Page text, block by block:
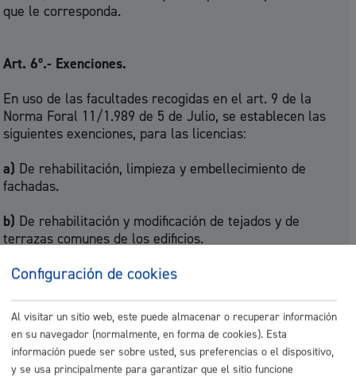
que le corresponda.
Art. 6º.- Exenciones.
En uso de las facultades recogidas en el art. 9 de la
Norma Foral 11/1.989 de 5 de Julio, se establecen las
siguientes exenciones, para las licencias:
a) De rehabilitación, limpieza y embellecimiento de
fachadas.
b) De rehabilitación y modificación de tejados y de
terrazas comunes de los edificios.
c)De instalación de ascensores en inmuebles
rampas, plataformas elevadoras, de elementos y
cualquier otra obra que sirva para salvar el desnivel
existente entre el portal y el ascensor.
Configuración de cookies
Al visitar un sitio web, este puede almacenar o recuperar información
en su navegador (normalmente, en forma de cookies). Esta
información puede ser sobre usted, sus preferencias o el dispositivo,
y se usa principalmente para garantizar que el sitio funcione